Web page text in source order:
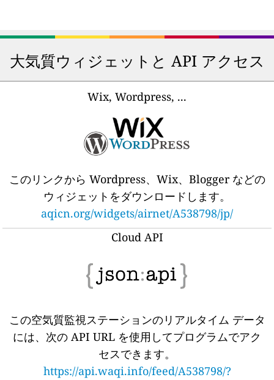
大気質ウィジェットと API アクセス
Wix, Wordpress, ...
このリンクから Wordpress、Wix、Blogger などの
ウィジェットをダウンロードします。
aqicn.org/widgets/airnet/A538798/jp/
Cloud API
この空気質監視ステーションのリアルタイム データ
には、次の API URL を使用してプログラムでアク
セスできます。
https://api.waqi.info/feed/A538798/?